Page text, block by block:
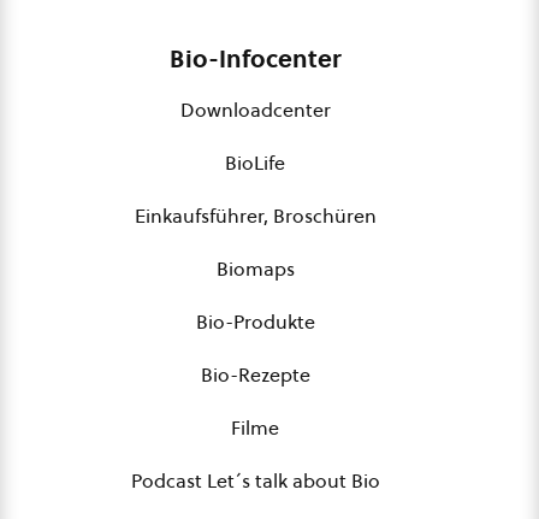
Bio-Infocenter
Downloadcenter
BioLife
Einkaufsführer, Broschüren
Biomaps
Bio-Produkte
Bio-Rezepte
Filme
Podcast Let´s talk about Bio